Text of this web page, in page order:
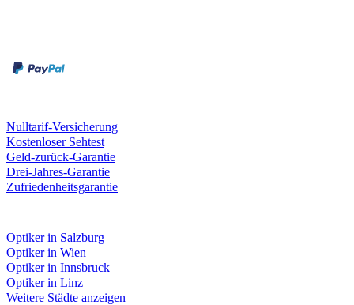
Nulltarif-Versicherung
Kostenloser Sehtest
Geld-zurück-Garantie
Drei-Jahres-Garantie
Zufriedenheitsgarantie
Optiker in Salzburg
Optiker in Wien
Optiker in Innsbruck
Optiker in Linz
Weitere Städte anzeigen